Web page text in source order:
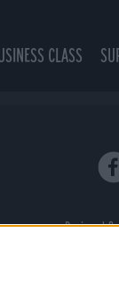
CLASS
Designed